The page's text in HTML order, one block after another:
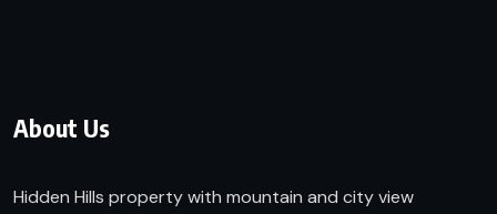
About Us
Hidden Hills property with mountain and city view